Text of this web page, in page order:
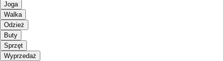
Joga
Walka
Odzież
Buty
Sprzęt
Wyprzedaż